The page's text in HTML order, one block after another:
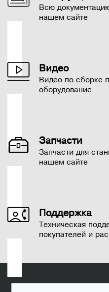
Всю
нашем сайте
Видео
Видео по сборке
оборудование
Запчасти
Запчасти для
нашем сайте
Поддержка
Техническая
покупателей и